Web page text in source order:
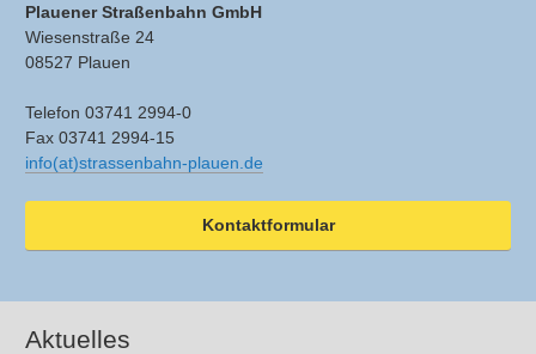
Plauener Straßenbahn GmbH
Wiesenstraße 24
08527 Plauen
Telefon 03741 2994-0
Fax 03741 2994-15
info(at)strassenbahn-plauen.de
Kontaktformular
Aktuelles